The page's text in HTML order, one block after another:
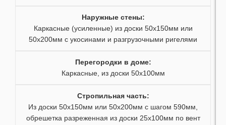
17
18
19
20
21
35
36
37
38
39
19
20
21
22
23
Наружные стены:
Каркасные (усиленные) из доски 50х150мм или
50х200мм с укосинами и разгрузочными ригелями
Перегородки в доме:
Каркасные, из доски 50х100мм
Стропильная часть:
Из доски 50х150мм или 50х200мм с шагом 590мм,
обрешетка разреженная из доски 25х100мм по вент